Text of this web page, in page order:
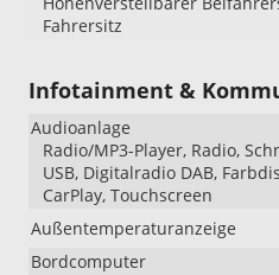
Fahrersitz
Infotainment &
Audioanlage
Radio/MP3-Player, Radio,
USB, Digitalradio DAB,
CarPlay, Touchscreen
Außentemperaturanzeige
Bordcomputer